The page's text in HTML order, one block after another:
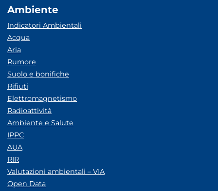
Ambiente
Indicatori Ambientali
Acqua
Aria
Rumore
Suolo e bonifiche
Rifiuti
Elettromagnetismo
Radioattività
Ambiente e Salute
IPPC
AUA
RIR
Valutazioni ambientali – VIA
Open Data